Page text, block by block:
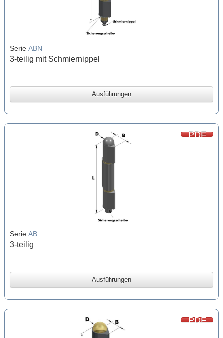
Serie ABN
3-teilig mit Schmiernippel
Ausführungen
PDF
Serie AB
3-teilig
Ausführungen
PDF